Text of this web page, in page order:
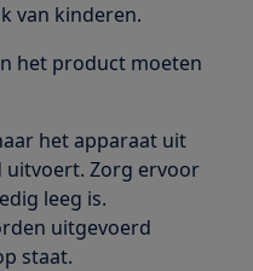
van kinderen.
het product moeten
het apparaat uit
Zorg ervoor
leeg is.
uitgevoerd
staat.